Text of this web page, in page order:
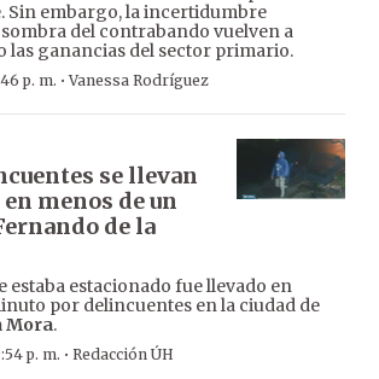
Sin embargo, la incertidumbre
del contrabando vuelven a
las ganancias del sector primario.
p. m. ·Vanessa Rodríguez
se llevan
menos de un
de la
estaba estacionado fue llevado en
por delincuentes en la ciudad de
Mora.
p. m. · Redacción ÚH